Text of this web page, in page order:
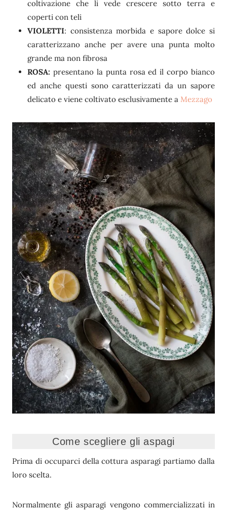
coltivazione che li vede crescere sotto terra e
coperti con teli
VIOLETTI: consistenza morbida e sapore dolce si
caratterizzano anche per avere una punta molto
grande ma non fibrosa
ROSA: presentano la punta rosa ed il corpo bianco
ed anche questi sono caratterizzati da un sapore
delicato e viene coltivato esclusivamente a Mezzago
Come scegliere gli aspagi
Prima di occuparci della cottura asparagi partiamo dalla
loro scelta.
Normalmente gli asparagi vengono commercializzati in